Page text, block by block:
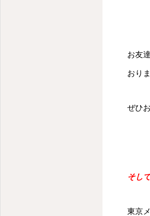
お友
おり
ぜひ
そし
東京